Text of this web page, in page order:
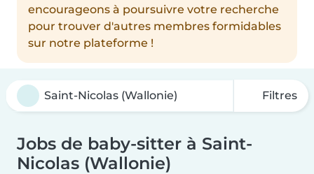
encourageons à poursuivre votre recherche
pour trouver d'autres membres formidables
sur notre plateforme !
Filtres
Jobs de baby-sitter à Saint-
Nicolas (Wallonie)